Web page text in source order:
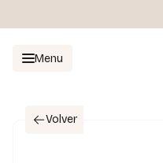
Menu
Volver